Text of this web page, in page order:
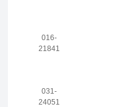
016-
21841
031-
24051